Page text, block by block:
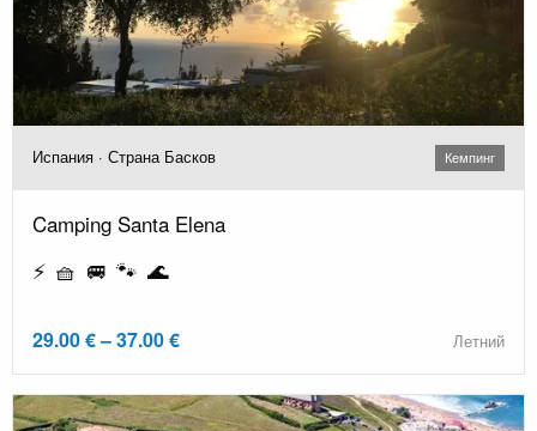
Испания · Страна Басков Кемпинг
Camping Santa Elena
⚡ 🧺 🚐 🐾 🌊
29.00 € – 37.00 € Летний